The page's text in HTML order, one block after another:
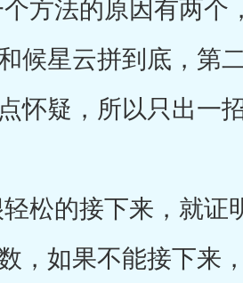
法的原因有两个
候星云拼到底，第
怀疑，所以只出一
的接下来，就证
，如果不能接下来